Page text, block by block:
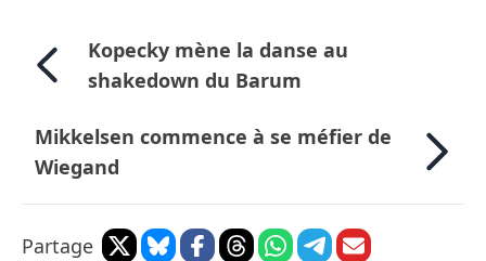
Kopecky mène la danse au
shakedown du Barum
Mikkelsen commence à se méfier de
Wiegand
Partage